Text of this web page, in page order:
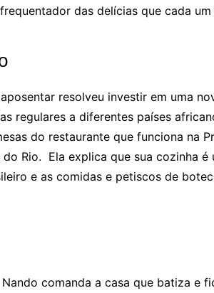
das delícias que cada um
resolveu investir em uma
regulares a diferentes países
do restaurante que funciona na
Rio. Ela explica que sua cozinha é
e as comidas e petiscos de
Nando comanda a casa que batiza e